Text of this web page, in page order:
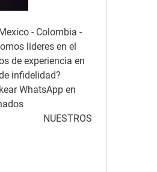
- Colombia -
lideres en el
de experiencia en
infidelidad?
WhatsApp en
NUESTROS